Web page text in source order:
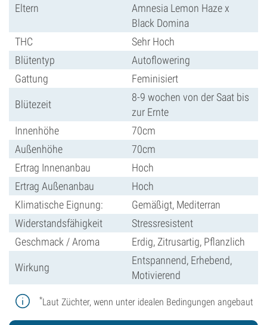
Eltern
Amnesia Lemon Haze x
Black Domina
THC
Sehr Hoch
Blütentyp
Autoflowering
Gattung
Feminisiert
Blütezeit
8-9 wochen von der Saat bis
zur Ernte
Innenhöhe
70cm
Außenhöhe
70cm
Ertrag Innenanbau
Hoch
Ertrag Außenanbau
Hoch
Klimatische Eignung:
Gemäßigt, Mediterran
Widerstandsfähigkeit
Stressresistent
Geschmack / Aroma
Erdig, Zitrusartig, Pflanzlich
Wirkung
Entspannend, Erhebend,
Motivierend
*Laut Züchter, wenn unter idealen Bedingungen angebaut